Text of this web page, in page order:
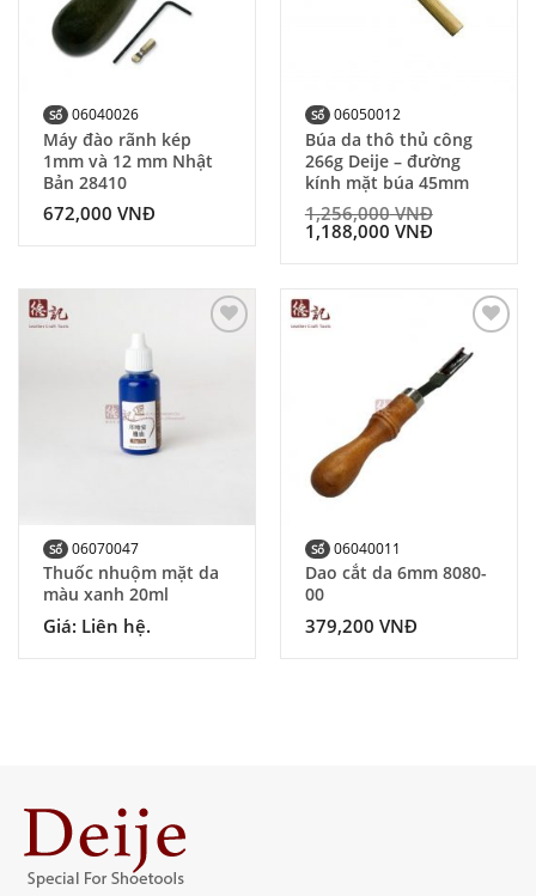
Số 06040026
Máy đào rãnh kép
1mm và 12 mm Nhật
Bản 28410
672,000 VNĐ
Số 06050012
Búa da thô thủ công
266g Deije – đường
kính mặt búa 45mm
1,256,000VNĐ
1,188,000 VNĐ
Số 06070047
Thuốc nhuộm mặt da
màu xanh 20ml
Giá: Liên hệ.
Add to
Wishlist
Số 06040011
Dao cắt da 6mm 8080-
00
379,200 VNĐ